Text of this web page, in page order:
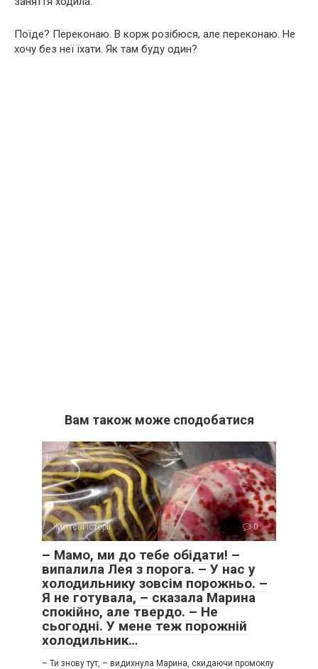
Поїде? Переконаю. В корж розібюся, але переконаю. Не
хочу без неї їхати. Як там буду один?
Вам також може сподобатися
Життєві історії 0
– Мамо, ми до тебе обідати! –
випалила Лея з порога. – У нас у
холодильнику зовсім порожньо. –
Я не готувала, – сказала Марина
спокійно, але твердо. – Не
сьогодні. У мене теж порожній
холодильник…
– Ти знову тут, – видихнула Марина, скидаючи промоклу